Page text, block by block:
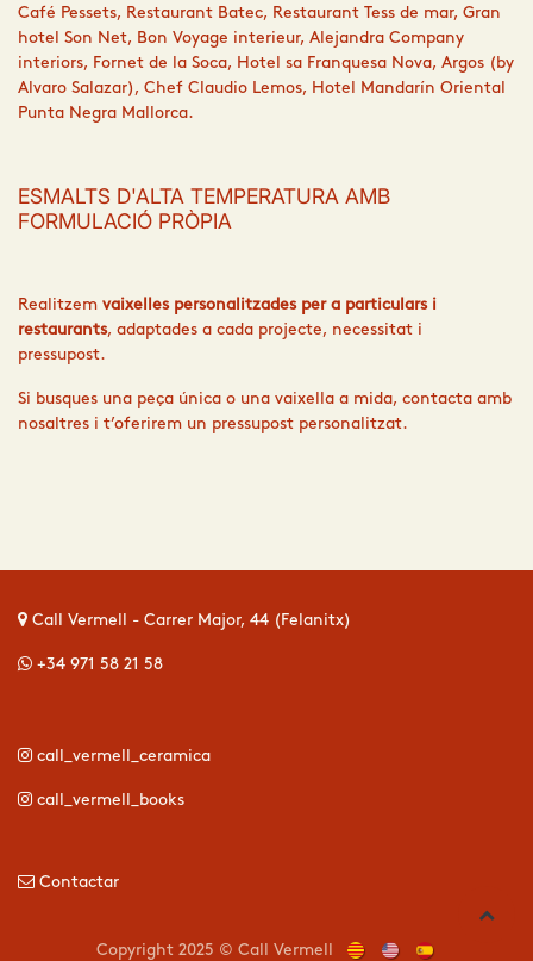
Café Pessets, Restaurant Batec, Restaurant Tess de mar, Gran
hotel Son Net, Bon Voyage interieur, Alejandra Company
interiors, Fornet de la Soca, Hotel sa Franquesa Nova, Argos (by
Alvaro Salazar), Chef Claudio Lemos, Hotel Mandarín Oriental
Punta Negra Mallorca.
ESMALTS D'ALTA TEMPERATURA AMB
FORMULACIÓ PRÒPIA
Realitzem vaixelles personalitzades per a particulars i
restaurants, adaptades a cada projecte, necessitat i
pressupost.
Si busques una peça única o una vaixella a mida, contacta amb
nosaltres i t’oferirem un pressupost personalitzat.
Call Vermell - Carrer Major, 44 (Felanitx)
+34 971 58 21 58
call_vermell_ceramica
call_vermell_books
Contactar
Copyright 2025 © Call Vermell